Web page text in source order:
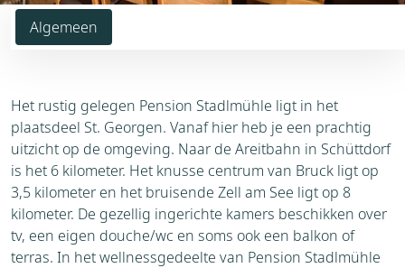
Algemeen
Het rustig gelegen Pension Stadlmühle ligt in het
plaatsdeel St. Georgen. Vanaf hier heb je een prachtig
uitzicht op de omgeving. Naar de Areitbahn in Schüttdorf
is het 6 kilometer. Het knusse centrum van Bruck ligt op
3,5 kilometer en het bruisende Zell am See ligt op 8
kilometer. De gezellig ingerichte kamers beschikken over
tv, een eigen douche/wc en soms ook een balkon of
terras. In het wellnessgedeelte van Pension Stadlmühle